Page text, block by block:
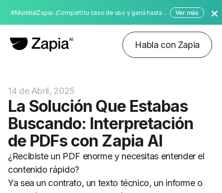
#MundialZapia: ¡Compartí tu caso de uso y ganá hasta $10,000 dólares!
Ver más
Habla con Zapia
14 de Abril, 2025
La Solución Que Estabas
Buscando: Interpretación
de PDFs con Zapia AI
¿Recibiste un PDF enorme y necesitas entender el
contenido rápido?
Ya sea un contrato, un texto técnico, un informe o